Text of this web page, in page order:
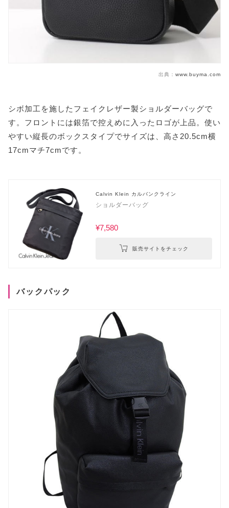
出典： www.buyma.com
シボ加工を施したフェイクレザー製ショルダーバッグで
す。フロントには銀箔で控えめに入ったロゴが上品。使い
やすい縦長のボックスタイプでサイズは、高さ20.5cm横
17cmマチ7cmです。
Calvin Klein カルバンクライン
ショルダーバッグ
¥7,580
販売サイトをチェック
バックパック